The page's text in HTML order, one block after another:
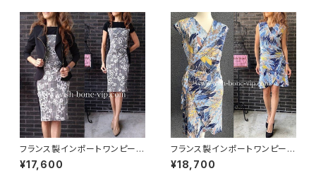
フランス製インポートワンピース
｜LONKEL PARIS｜タイトワン
ピース｜ジャージワンピース/白
¥17,600
フランス製インポートワンピース
｜FIFILLES de PARIS フィフィ
ーユ・パリ｜プリントワンピース
¥18,700